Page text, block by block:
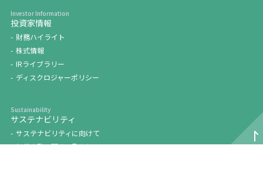
投資家情報
財務ハイライト
株式情報
IRライブラリー
ディスクロジャーポリシー
サステナビリティ
サステナビリティに向けて
気候変動に関する取り組み